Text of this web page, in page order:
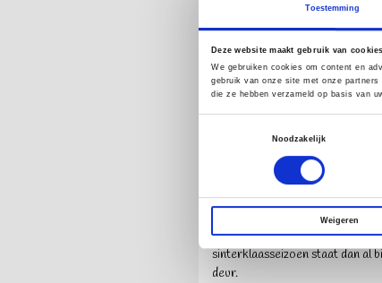
Toestemming
Deze website maakt gebruik van cookies
We gebruiken cookies om content en
gebruik van onze site met onze
die ze hebben verzameld op basis van
Noodzakelijk
Weigeren
3. Eindresultaat
een week na de
ons of je aangenomen bent.
aangenomen, krijg je diezelfde
bestanden die je ondertekend
terugstuurt en vragen we je om
denken over je
sinterklaasseizoen staat dan al
deur.